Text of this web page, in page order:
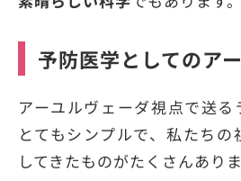
予防医学としてのア
アーユルヴェーダ視点で送る
とてもシンプルで、私たち
してきたものがたくさんありま